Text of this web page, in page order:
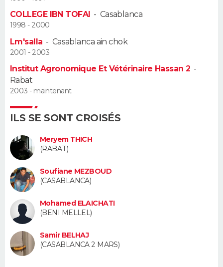
Alimentation
Guide de la santé
Maladies
Médicaments
Sommeil
VOYAGE
Destinations
City break
Voyage nature
Voyage de noces
Forum
Climat
+
PHOTO
GUIDES D'ACHAT
BONS PLANS
CARTE DE VOEUX
Carte de Noël
Carte Bonne année
Carte Saint-Valentin
Carte Pâques
Carte d'anniversaire
DICTIONNAIRE
Dictionnaire
Biographies
Citations
Expressions
Proverbes
PROGRAMME TV
COPAINS D'AVANT
S'inscrire
Se connecter
Lycées
Collèges
Primaires
Universités
Entreprises
Service militaire
Avis de recherche
AVIS DE DÉCÈS
FORUM
Bricolage
Lifestyle
Culture
Sport
Auto
Television
Voyage
Cinema
COLLEGE IBN TOFAI - Casablanca
1998 - 2000
Lm'salla - Casablanca ain chok
2001 - 2003
Institut Agronomique Et Vétérinaire Hassan 2 -
Rabat
2003 - maintenant
ILS SE SONT CROISÉS
Meryem THICH
(RABAT)
Soufiane MEZBOUD
(CASABLANCA)
Mohamed ELAICHATI
(BENI MELLEL)
Samir BELHAJ
(CASABLANCA 2 MARS)